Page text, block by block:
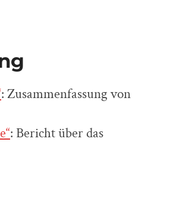
: Zusammenfassung von
: Bericht über das